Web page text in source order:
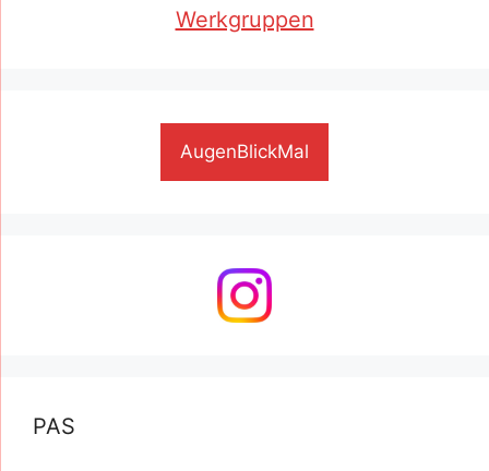
Werkgruppen
AugenBlickMal
PAS